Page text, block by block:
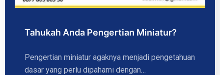
Tahukah Anda Pengertian Miniatur?
Pengertian miniatur agaknya menjadi pengetahuan
dasar yang perlu dipahami dengan…